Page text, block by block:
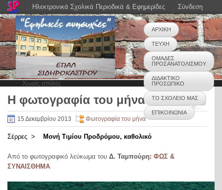
ΑΡΧΙΚΗ
ΤΕΥΧΗ
ΟΜΑΔΕΣ
ΠΡΟΣΑΝΑΤΟΛΙΣΜΟΥ
ΔΙΔΑΚΤΙΚΟ
ΠΡΟΣΩΠΙΚΟ
ΤΟ ΣΧΟΛΕΙΟ ΜΑΣ
ΕΠΙΚΟΙΝΩΝΙΑ
Χωρίς στήλες
0
Η φωτογραφία του μήνα
15 Δεκεμβρίου 2013 Φωτογραφία του μήνα
Σέρρες > Μονή Τιμίου Προδρόμου, καθολικό
Από το φωτογραφικό λεύκωμα του Δ. Ταμπούρη: ΦΩΣ &
ΣΥΝΑΙΣΘΗΜΑ
Ηλεκτρονικά Σχολικά Περιοδικά & Εφημερίδες Σύνδεση